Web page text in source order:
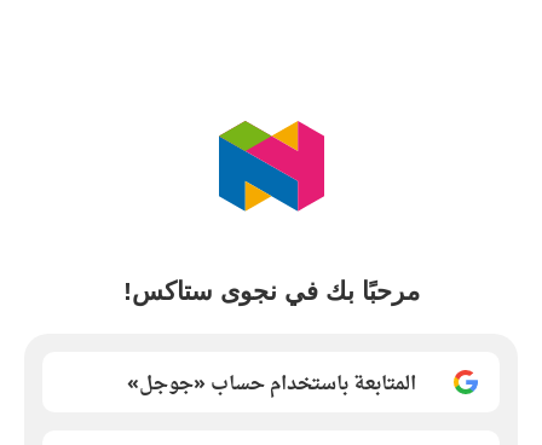
مرحبًا بك في نجوى ستاكس!
المتابعة باستخدام حساب «جوجل»